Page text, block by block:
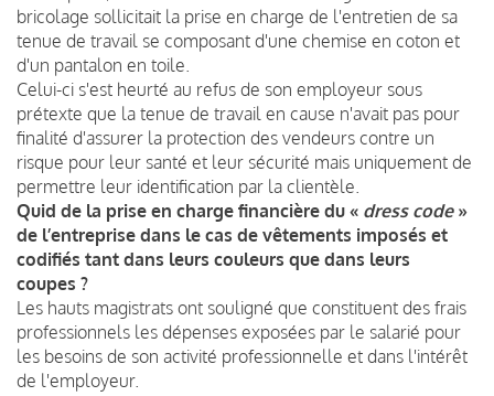
bricolage sollicitait la prise en charge de l'entretien de sa
tenue de travail se composant d'une chemise en coton et
d'un pantalon en toile.
Celui-ci s'est heurté au refus de son employeur sous
prétexte que la tenue de travail en cause n'avait pas pour
finalité d'assurer la protection des vendeurs contre un
risque pour leur santé et leur sécurité mais uniquement de
permettre leur identification par la clientèle.
Quid de la prise en charge financière du « dress code»
de l’entreprise dans le cas de vêtements imposés et
codifiés tant dans leurs couleurs que dans leurs
coupes ?
Les hauts magistrats ont souligné que constituent des frais
professionnels les dépenses exposées par le salarié pour
les besoins de son activité professionnelle et dans l'intérêt
de l'employeur.